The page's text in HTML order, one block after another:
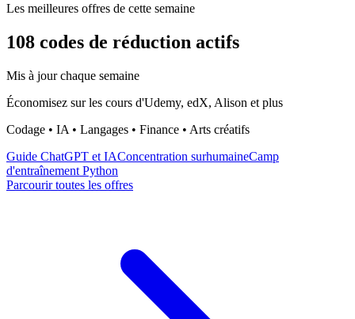
Les meilleures offres de cette semaine
108 codes de réduction actifs
Mis à jour chaque semaine
Économisez sur les cours d'Udemy, edX, Alison et plus
Codage • IA • Langages • Finance • Arts créatifs
Guide ChatGPT et IAConcentration surhumaineCamp
d'entraînement Python
Parcourir toutes les offres